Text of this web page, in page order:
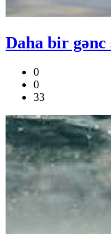
Daha bir gənc
0
0
33